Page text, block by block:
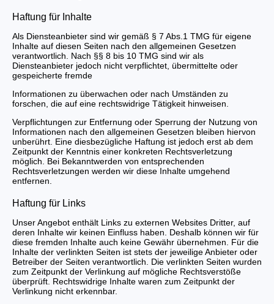
Haftung für Inhalte
Als Diensteanbieter sind wir gemäß § 7 Abs.1 TMG für eigene
Inhalte auf diesen Seiten nach den allgemeinen Gesetzen
verantwortlich. Nach §§ 8 bis 10 TMG sind wir als
Diensteanbieter jedoch nicht verpflichtet, übermittelte oder
gespeicherte fremde
Informationen zu überwachen oder nach Umständen zu
forschen, die auf eine rechtswidrige Tätigkeit hinweisen.
Verpflichtungen zur Entfernung oder Sperrung der Nutzung von
Informationen nach den allgemeinen Gesetzen bleiben hiervon
unberührt. Eine diesbezügliche Haftung ist jedoch erst ab dem
Zeitpunkt der Kenntnis einer konkreten Rechtsverletzung
möglich. Bei Bekanntwerden von entsprechenden
Rechtsverletzungen werden wir diese Inhalte umgehend
entfernen.
Haftung für Links
Unser Angebot enthält Links zu externen Websites Dritter, auf
deren Inhalte wir keinen Einfluss haben. Deshalb können wir für
diese fremden Inhalte auch keine Gewähr übernehmen. Für die
Inhalte der verlinkten Seiten ist stets der jeweilige Anbieter oder
Betreiber der Seiten verantwortlich. Die verlinkten Seiten wurden
zum Zeitpunkt der Verlinkung auf mögliche Rechtsverstöße
überprüft. Rechtswidrige Inhalte waren zum Zeitpunkt der
Verlinkung nicht erkennbar.